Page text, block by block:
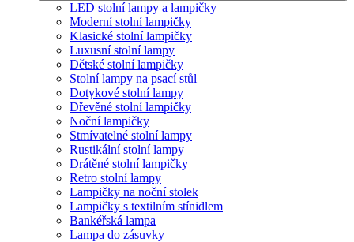
LED stolní lampy a lampičky
Moderní stolní lampičky
Klasické stolní lampičky
Luxusní stolní lampy
Dětské stolní lampičky
Stolní lampy na psací stůl
Dotykové stolní lampy
Dřevěné stolní lampičky
Noční lampičky
Stmívatelné stolní lampy
Rustikální stolní lampy
Drátěné stolní lampičky
Retro stolní lampy
Lampičky na noční stolek
Lampičky s textilním stínidlem
Bankéřská lampa
Lampa do zásuvky